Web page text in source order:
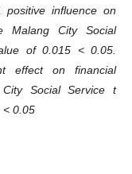
influence on
Malang City Social
of 0.015 < 0.05.
effect on financial
Social Service t
< 0.05